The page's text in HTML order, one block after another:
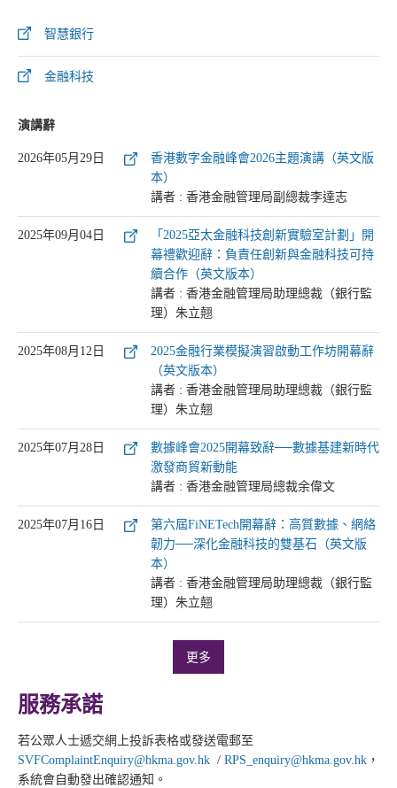
智慧銀行
金融科技
演講辭
2026年05月29日
香港數字金融峰會2026主題演講（英文版
本）
講者 : 香港金融管理局副總裁李達志
2025年09月04日
「2025亞太金融科技創新實驗室計劃」開
幕禮歡迎辭：負責任創新與金融科技可持
續合作（英文版本）
講者 : 香港金融管理局助理總裁（銀行監
理）朱立翹
2025年08月12日
2025金融行業模擬演習啟動工作坊開幕辭
（英文版本）
講者 : 香港金融管理局助理總裁（銀行監
理）朱立翹
2025年07月28日
數據峰會2025開幕致辭──數據基建新時代
激發商貿新動能
講者 : 香港金融管理局總裁余偉文
2025年07月16日
第六屆FiNETech開幕辭：高質數據、網絡
韌力──深化金融科技的雙基石（英文版
本）
講者 : 香港金融管理局助理總裁（銀行監
理）朱立翹
更多
服務承諾
若公眾人士遞交網上投訴表格或發送電郵至
SVFComplaintEnquiry@hkma.gov.hk / RPS_enquiry@hkma.gov.hk ，
系統會自動發出確認通知。